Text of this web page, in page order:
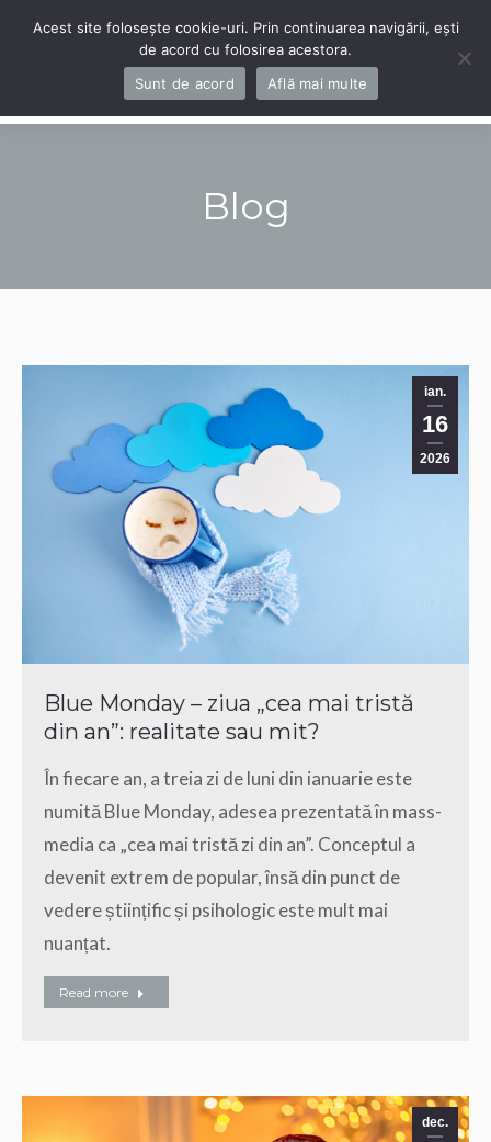
Navigation
Blog
ian.
16
2026
Blue Monday – ziua „cea mai tristă
din an”: realitate sau mit?
În fiecare an, a treia zi de luni din ianuarie este
numită Blue Monday, adesea prezentată în mass-
media ca „cea mai tristă zi din an”. Conceptul a
devenit extrem de popular, însă din punct de
vedere științific și psihologic este mult mai
nuanțat.
Read more
dec.
Acest site folosește cookie-uri. Prin continuarea navigării, ești
de acord cu folosirea acestora.
Sunt de acord
Află mai multe